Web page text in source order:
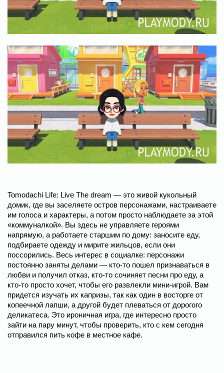
Tomodachi Life: Live The dream ― это живой кукольный
домик, где вы заселяете остров персонажами, настраиваете
им голоса и характеры, а потом просто наблюдаете за этой
«коммуналкой». Вы здесь не управляете героями
напрямую, а работаете старшим по дому: заносите еду,
подбираете одежду и мирите жильцов, если они
поссорились. Весь интерес в социалке: персонажи
постоянно заняты делами — кто-то пошел признаваться в
любви и получил отказ, кто-то сочиняет песни про еду, а
кто-то просто хочет, чтобы его развлекли мини-игрой. Вам
придется изучать их капризы, так как один в восторге от
копеечной лапши, а другой будет плеваться от дорогого
деликатеса. Это ироничная игра, где интересно просто
зайти на пару минут, чтобы проверить, кто с кем сегодня
отправился пить кофе в местное кафе.